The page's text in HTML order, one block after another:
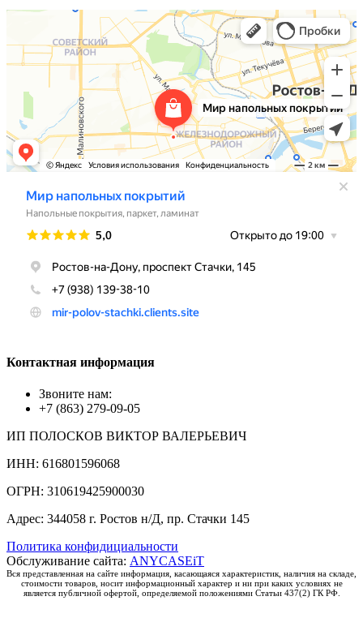
Контактная информация
Звоните нам:
+7 (863) 279-09-05
ИП ПОЛОСКОВ ВИКТОР ВАЛЕРЬЕВИЧ
ИНН: 616801596068
ОГРН: 310619425900030
Адрес: 344058 г. Ростов н/Д, пр. Стачки 145
Политика конфидициальности
Обслуживание сайта: ANYCASEiT
Вся представленная на сайте информация, касающаяся характеристик, наличия на складе,
стоимости товаров, носит информационный характер и ни при каких условиях не
является публичной офертой, определяемой положениями Статьи 437(2) ГК РФ.